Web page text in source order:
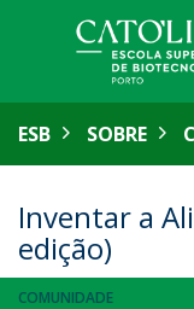
ESB SOBRE
Inventar a
edição)
COMUNIDADE